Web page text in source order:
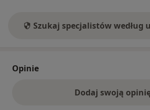
Szukaj specjalistów według
Opinie
Dodaj swoją